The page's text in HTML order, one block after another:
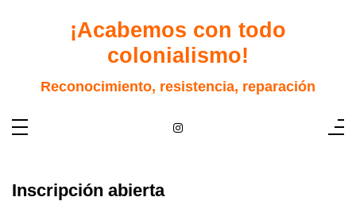
¡Acabemos con todo
colonialismo!
Reconocimiento, resistencia, reparación
Inscripción abierta